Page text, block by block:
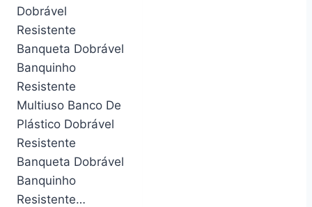
Dobrável
Resistente
Banqueta Dobrável
Banquinho
Resistente
Multiuso Banco De
Plástico Dobrável
Resistente
Banqueta Dobrável
Banquinho
Resistente…